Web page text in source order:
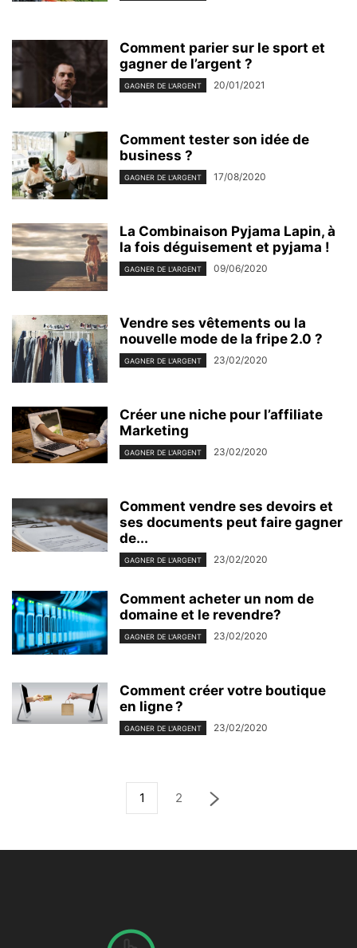
Comment parier sur le sport et
gagner de l’argent ?
GAGNER DE L'ARGENT 20/01/2021
Comment tester son idée de
business ?
GAGNER DE L'ARGENT 17/08/2020
La Combinaison Pyjama Lapin, à
la fois déguisement et pyjama !
GAGNER DE L'ARGENT 09/06/2020
Vendre ses vêtements ou la
nouvelle mode de la fripe 2.0 ?
GAGNER DE L'ARGENT 23/02/2020
Créer une niche pour l’affiliate
Marketing
GAGNER DE L'ARGENT 23/02/2020
Comment vendre ses devoirs et
ses documents peut faire gagner
de...
GAGNER DE L'ARGENT 23/02/2020
Comment acheter un nom de
domaine et le revendre?
GAGNER DE L'ARGENT 23/02/2020
Comment créer votre boutique
en ligne ?
GAGNER DE L'ARGENT 23/02/2020
1 2